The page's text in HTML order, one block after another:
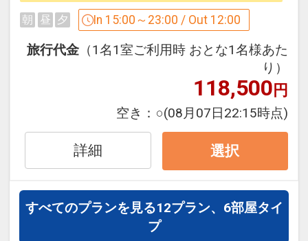
設定期間：2024年10月1日～2027年7月
31日
インターネットコース番号：DP-2-
ル。
ユニバーサルシティ駅と、パークを結ぶ
メインストリートに面した絶好のロケー
パークで見た夢の続きを是非このホテル
○画像は一例です。お部屋のデザインは
■お部屋■
○全室洗い場付のバスルームとトイレは
朝 昼 夕 In 15:00～23:00 / Out 12:00
旅行代金 （1名1室ご利用時 おとな1名様あた
り）
118,500円
空き： ○(08月07日22:15時点)
詳細 選択
すべてのプランを見る12プラン、6部屋タイ
プ